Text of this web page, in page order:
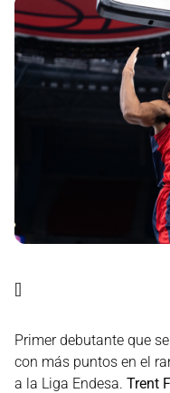
[]
Primer debutante que
con más puntos en el
a la Liga Endesa. Trent